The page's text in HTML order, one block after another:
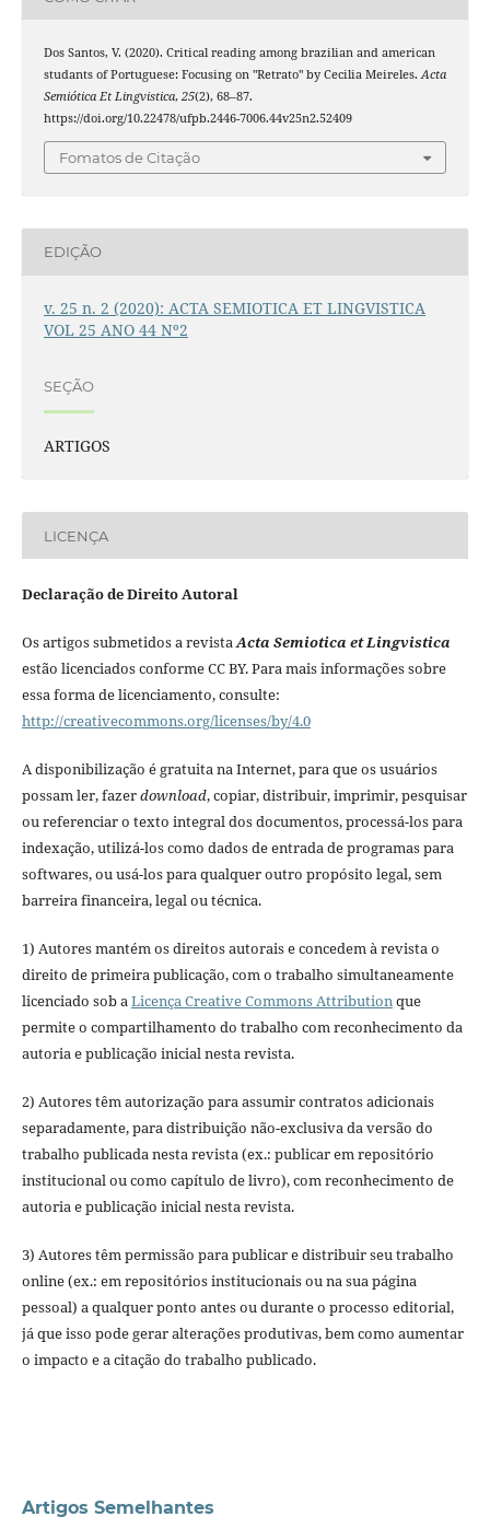
Dos Santos, V. (2020). Critical reading among brazilian and american
studants of Portuguese: Focusing on "Retrato" by Cecilia Meireles.Acta
Semiótica Et Lingvistica, 25(2), 68–87.
https://doi.org/10.22478/ufpb.2446-7006.44v25n2.52409
Fomatos de Citação
EDIÇÃO
v. 25 n. 2 (2020): ACTA SEMIOTICA ET LINGVISTICA
VOL 25 ANO 44 Nº2
SEÇÃO
ARTIGOS
LICENÇA
Declaração de Direito Autoral
Os artigos submetidos a revistaActa Semiotica et Lingvistica
estão licenciados conforme CC BY. Para mais informações sobre
essa forma de licenciamento, consulte:
http://creativecommons.org/licenses/by/4.0
A disponibilização é gratuita na Internet, para que os usuários
possam ler, fazerdownload, copiar, distribuir, imprimir, pesquisar
ou referenciar o texto integral dos documentos, processá-los para
indexação, utilizá-los como dados de entrada de programas para
softwares, ou usá-los para qualquer outro propósito legal, sem
barreira financeira, legal ou técnica.
1) Autores mantém os direitos autorais e concedem à revista o
direito de primeira publicação, com o trabalho simultaneamente
licenciado sob aLicença Creative Commons Attributionque
permite o compartilhamento do trabalho com reconhecimento da
autoria e publicação inicial nesta revista.
2) Autores têm autorização para assumir contratos adicionais
separadamente, para distribuição não-exclusiva da versão do
trabalho publicada nesta revista (ex.: publicar em repositório
institucional ou como capítulo de livro), com reconhecimento de
autoria e publicação inicial nesta revista.
3) Autores têm permissão para publicar e distribuir seu trabalho
online (ex.: em repositórios institucionais ou na sua página
pessoal) a qualquer ponto antes ou durante o processo editorial,
já que isso pode gerar alterações produtivas, bem como aumentar
o impacto e a citação do trabalho publicado.
Artigos Semelhantes